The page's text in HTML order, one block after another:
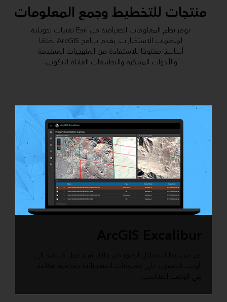
منتجات للتخطيط وجمع المعلومات
توفر نظم المعلومات الجغرافية من Esri تقنيات تحويلية
لمنظمات الاستخبارات. يقدم برنامج ArcGIS نظامًا
أساسيًا مفتوحًا للاستفادة من المنهجيات المتقدمة
والأدوات المبتكرة والتطبيقات القابلة للتكوين.